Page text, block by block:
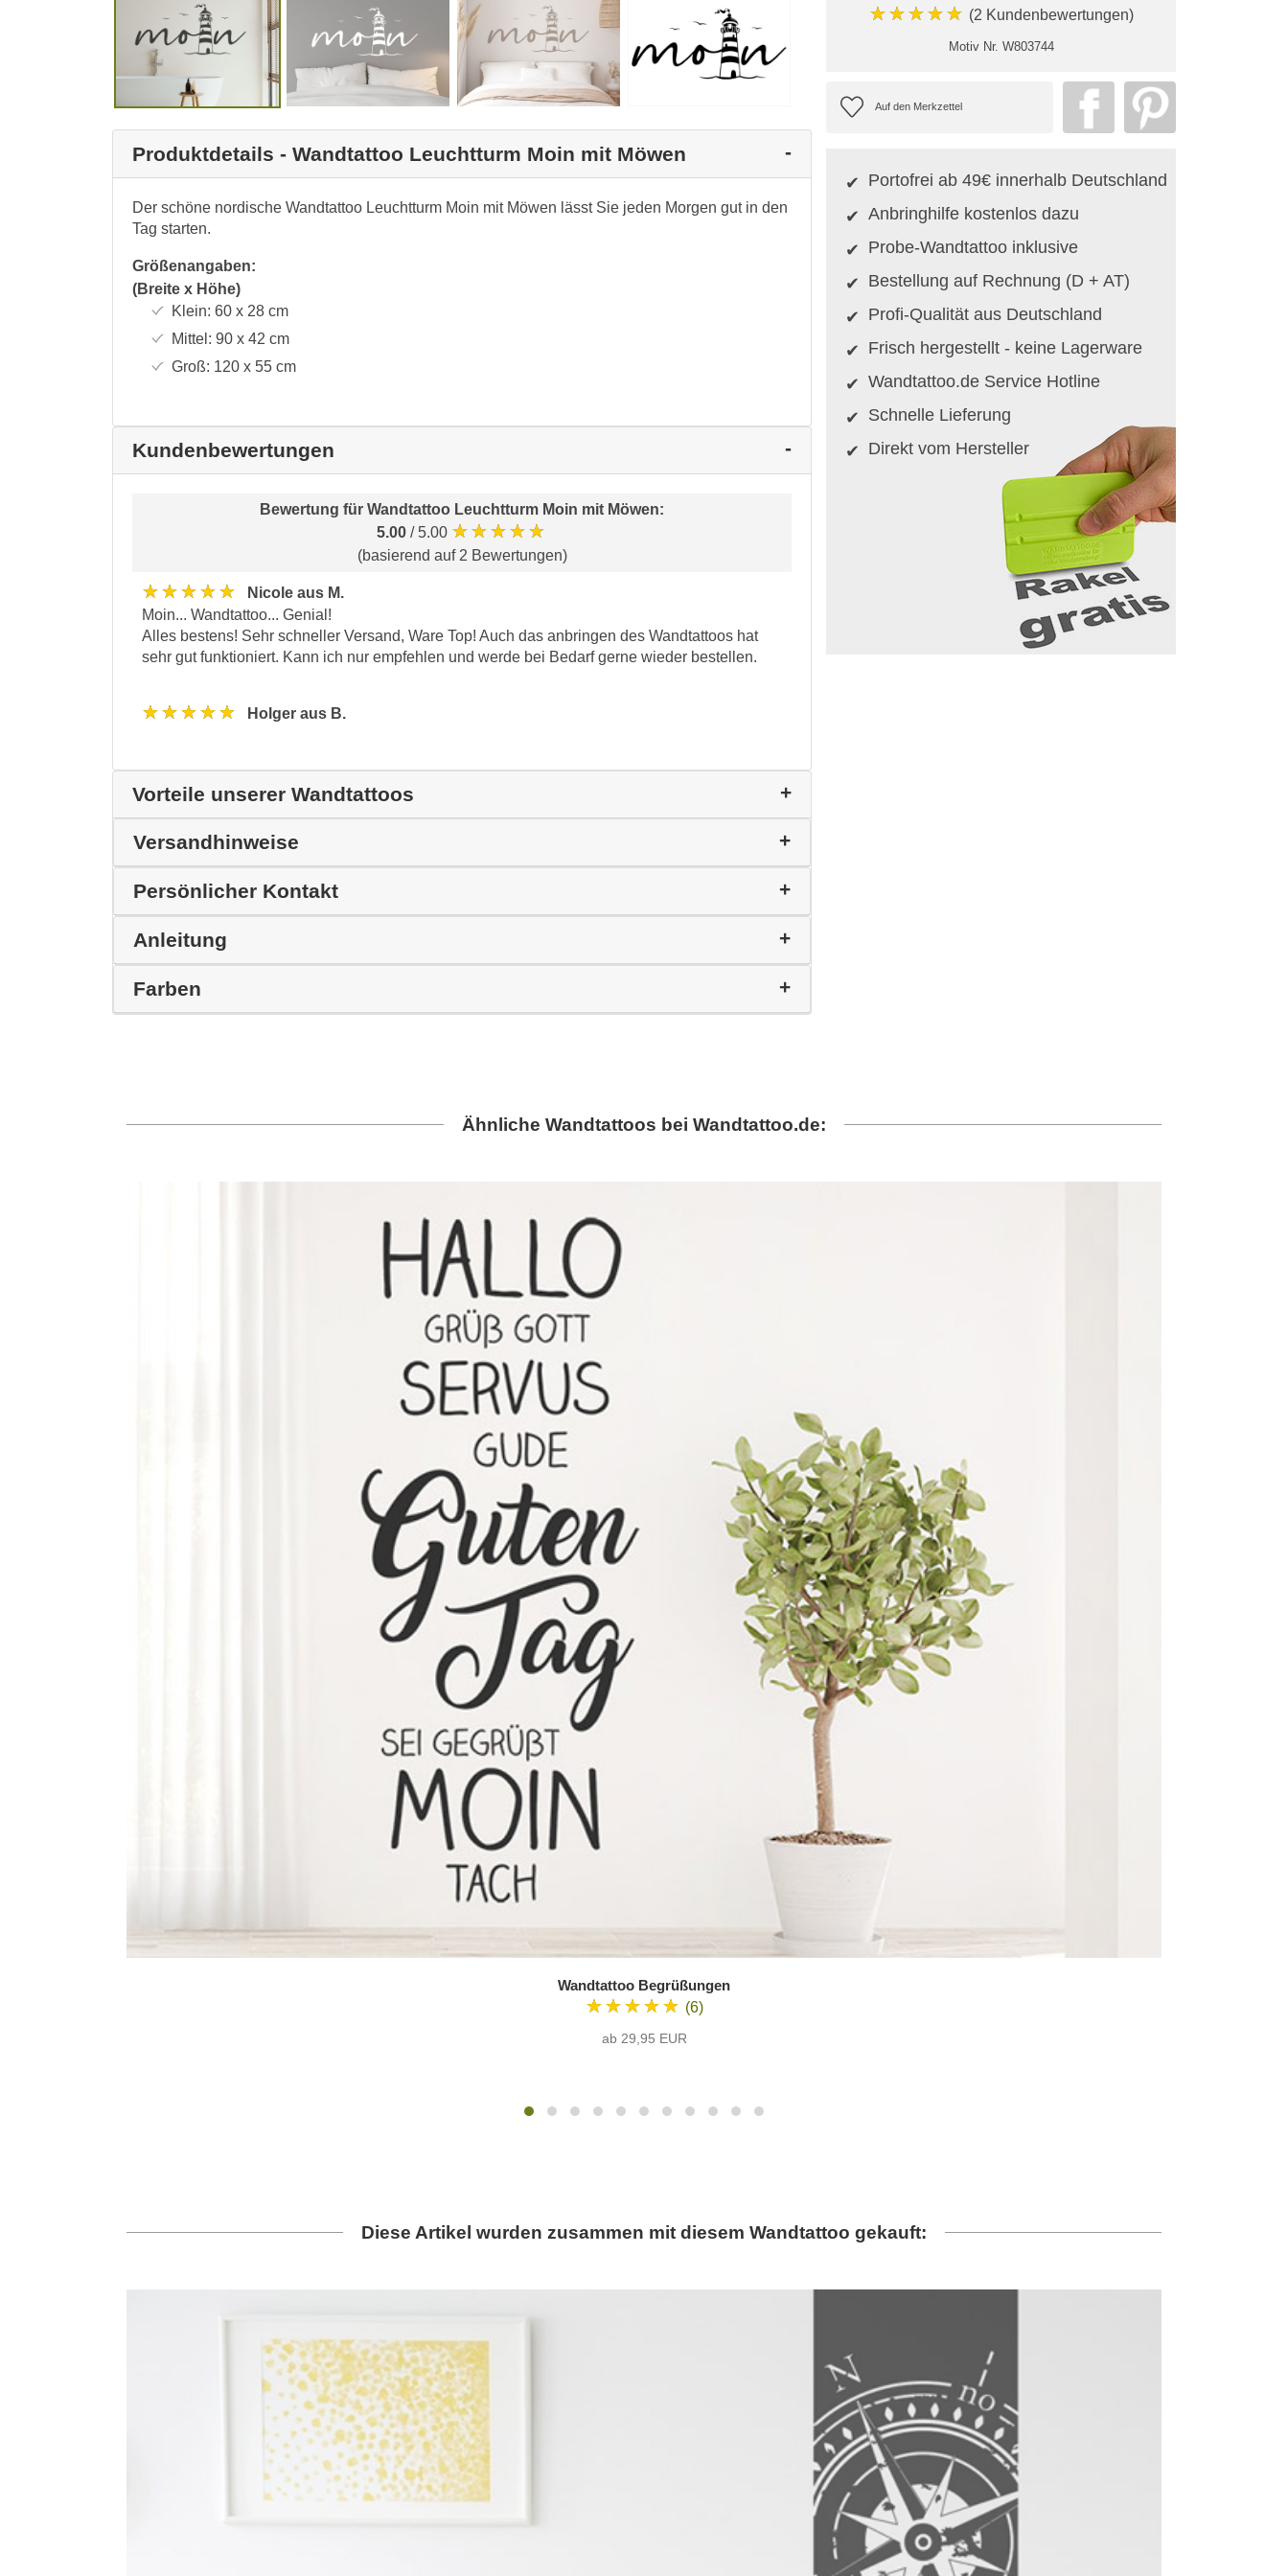
Produktdetails - Wandtattoo Leuchtturm Moin mit Möwen
Der schöne nordische Wandtattoo Leuchtturm Moin mit Möwen lässt Sie jeden Morgen gut in den
Tag starten.
Größenangaben:
(Breite x Höhe)
Klein: 60 x 28cm
Mittel: 90 x 42 cm
Groß: 120 x 55cm
Kundenbewertungen
Bewertung für Wandtattoo Leuchtturm Moin mit Möwen:
5.00 / 5.00 ★★★★★
(basierend auf 2 Bewertungen)
★★★★★
Nicole aus M.
Moin... Wandtattoo... Genial!
Alles bestens! Sehr schneller Versand, Ware Top! Auch das anbringen des Wandtattoos hat
sehr gut funktioniert. Kann ich nur empfehlen und werde bei Bedarf gerne wieder bestellen.
★★★★★ Holger aus B.
Vorteile unserer Wandtattoos
Versandhinweise
Persönlicher Kontakt
Anleitung
Farben
★★★★★ (2 Kundenbewertungen)
Motiv Nr. W803744
Portofrei ab 49€ innerhalb Deutschland
Anbringhilfe kostenlos dazu
Probe-Wandtattoo inklusive
Bestellung auf Rechnung (D + AT)
Profi-Qualität aus Deutschland
Frisch hergestellt - keine Lagerware
Wandtattoo.de Service Hotline
Schnelle Lieferung
Direkt vom Hersteller
Ähnliche Wandtattoos bei Wandtattoo.de:
Wandtattoo Begrüßungen
★★★★★ (6)
ab 29,95 EUR
Diese Artikel wurden zusammen mit diesem Wandtattoo gekauft: